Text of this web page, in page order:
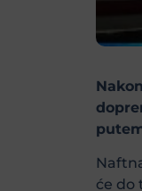
će do